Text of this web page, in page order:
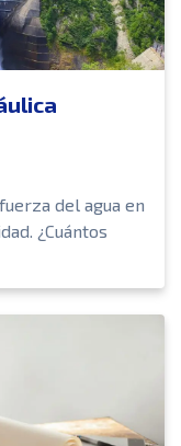
del agua en
¿Cuántos